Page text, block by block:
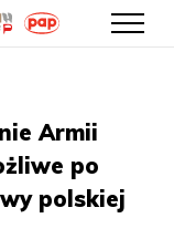
Armii
po
polskiej